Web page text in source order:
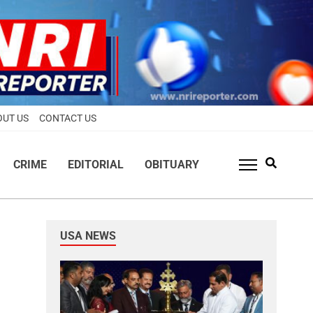
US CONTACT US
CRIME EDITORIAL OBITUARY
USA NEWS